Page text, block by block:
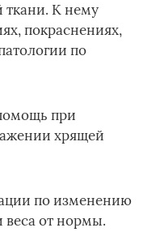
ткани. К нему
покраснениях,
по
при
хрящей
по изменению
веса от нормы.